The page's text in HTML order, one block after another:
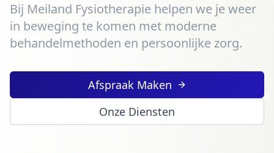
Bij Meiland Fysiotherapie helpen we je weer
in beweging te komen met moderne
behandelmethoden en persoonlijke zorg.
Afspraak Maken
Onze Diensten